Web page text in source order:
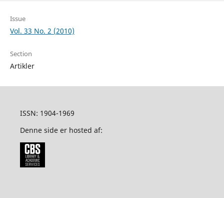
Issue
Vol. 33 No. 2 (2010)
Section
Artikler
ISSN: 1904-1969
Denne side er hosted af: